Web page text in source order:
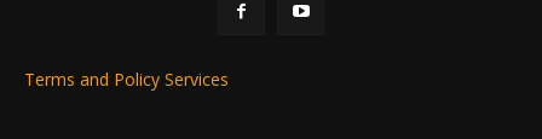
Terms and Policy Services